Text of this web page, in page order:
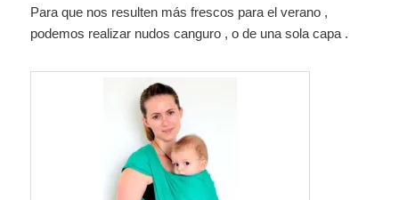
Para que nos resulten más frescos para el verano ,
podemos realizar nudos canguro , o de una sola capa .